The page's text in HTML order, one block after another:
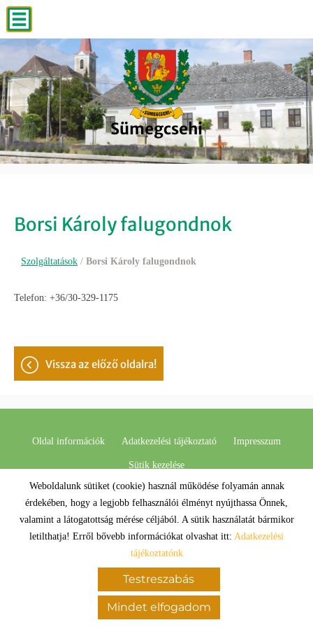
Sümegcsehi
Sümegcsehi
Sümegcsehi
Sümegcsehi
Sümegcsehi
Borsi Károly falugondnok
Szolgáltatások / Borsi Károly falugondnok
Telefon: +36/30-329-1175
vissza az előző oldalra!
© 2026 - Minden jog fenntartva
Oldal információk Adatkezelési tájékoztató Impresszum
Sütik kezelése
Mindet elfogadom
Testreszabás
Weboldalunk sütiket (cookie) használ működése folyamán annak
érdekében, hogy a legjobb felhasználói élményt nyújthassa Önnek,
valamint a látogatottság mérése céljából. A sütik használatát bármikor
letilthatja! Erről bővebb információkat olvashat itt: Adatkezelési
tájékoztatónk
KERESÉS AZ OLDAL TARTALMÁBAN